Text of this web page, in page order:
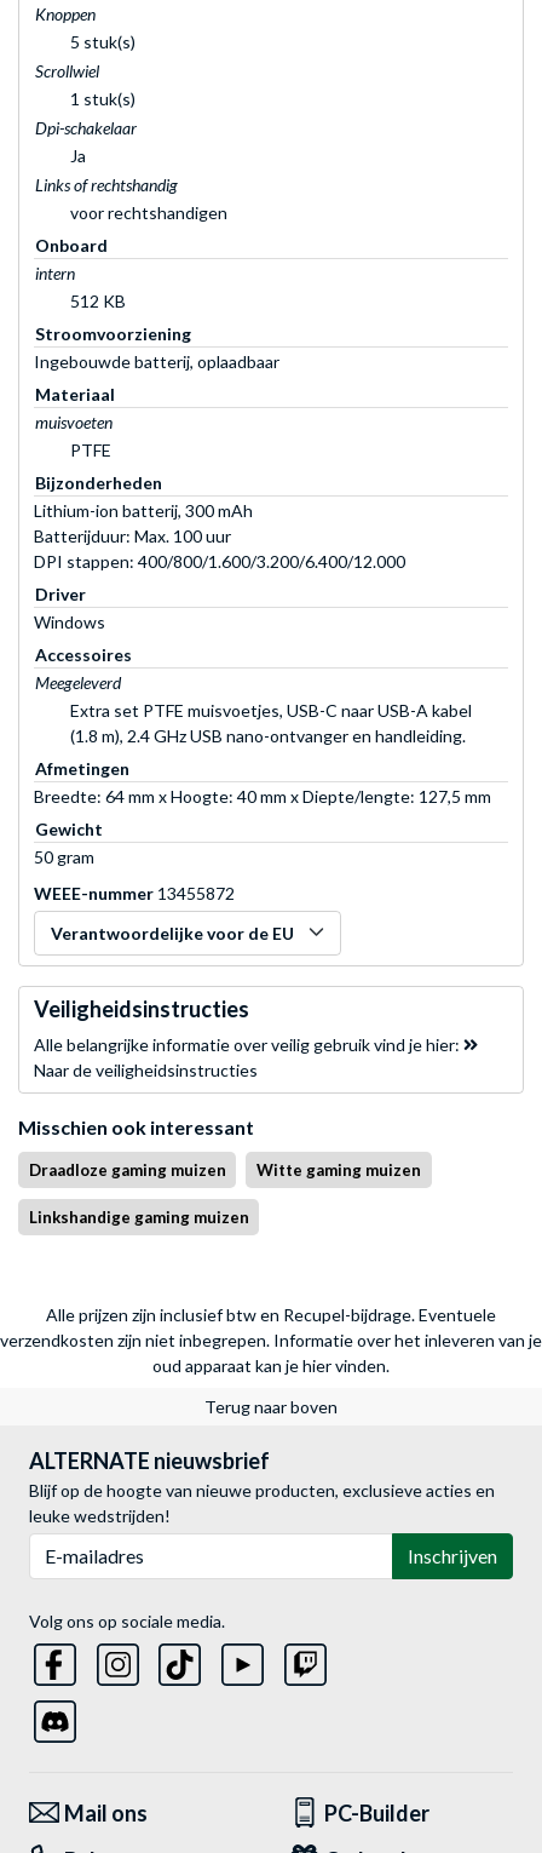
Knoppen
5 stuk(s)
Scrollwiel
1 stuk(s)
Dpi-schakelaar
Ja
Links of rechtshandig
voor rechtshandigen
Onboard
intern
512 KB
Stroomvoorziening
Ingebouwde batterij, oplaadbaar
Materiaal
muisvoeten
PTFE
Bijzonderheden
Lithium-ion batterij, 300 mAh
Batterijduur: Max. 100 uur
DPI stappen: 400/800/1.600/3.200/6.400/12.000
Driver
Windows
Accessoires
Meegeleverd
Extra set PTFE muisvoetjes, USB-C naar USB-A kabel
(1.8 m), 2.4 GHz USB nano-ontvanger en handleiding.
Afmetingen
Breedte: 64 mm x Hoogte: 40 mm x Diepte/lengte: 127,5 mm
Gewicht
50 gram
WEEE-nummer 13455872
Verantwoordelijke voor de EU
Veiligheidsinstructies
Alle belangrijke informatie over veilig gebruik vind je hier:
Naar de veiligheidsinstructies
Misschien ook interessant
Draadloze gaming muizen Witte gaming muizen
Linkshandige gaming muizen
Alle prijzen zijn inclusief btw en Recupel-bijdrage. Eventuele
verzendkosten zijn niet inbegrepen. Informatie over het inleveren van je
oud apparaat kan je hier vinden.
Terug naar boven
ALTERNATE nieuwsbrief
Blijf op de hoogte van nieuwe producten, exclusieve acties en
leuke wedstrijden!
Inschrijven
Volg ons op sociale media.
Mail ons
PC-Builder